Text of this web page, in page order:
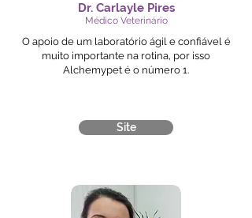
Dr. Carlayle Pires
Médico Veterinário
O apoio de um laboratório ágil e confiável é
muito importante na rotina, por isso
Alchemypet é o número 1.
Site